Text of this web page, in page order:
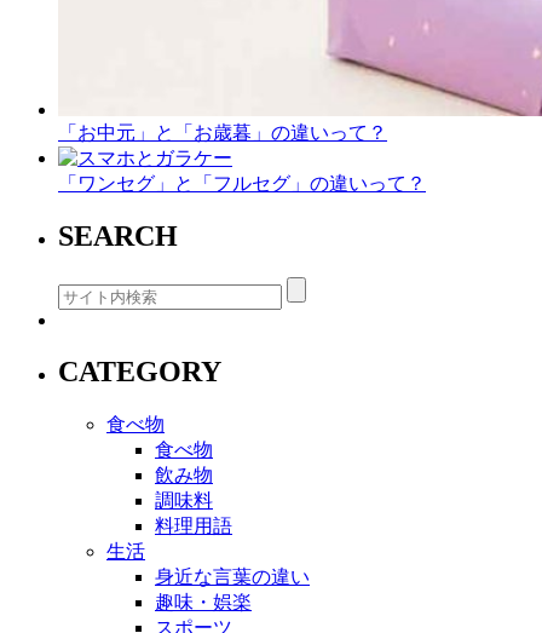
「お中元」と「お歳暮」の違いって？
「ワンセグ」と「フルセグ」の違いって？
SEARCH
CATEGORY
食べ物
食べ物
飲み物
調味料
料理用語
生活
身近な言葉の違い
趣味・娯楽
スポーツ